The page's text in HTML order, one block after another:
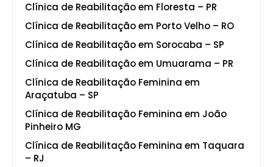
Clínica de Reabilitação em Floresta – PR
Clínica de Reabilitação em Porto Velho – RO
Clínica de Reabilitação em Sorocaba – SP
Clínica de Reabilitação em Umuarama – PR
Clínica de Reabilitação Feminina em
Araçatuba – SP
Clínica de Reabilitação Feminina em João
Pinheiro MG
Clínica de Reabilitação Feminina em Taquara
– RJ